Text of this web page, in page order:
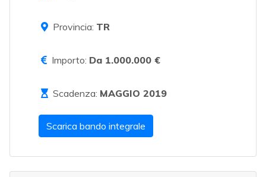
Provincia: TR
Importo: Da 1.000.000 €
Scadenza: MAGGIO 2019
Scarica bando integrale